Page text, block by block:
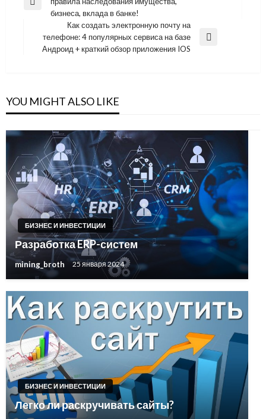
по
записям
Previous
бизнеса, вклада в банке!
Next
Post
Как создать электронную почту на
телефоне: 4 популярных сервиса на базе
Андроид + краткий обзор приложения IOS
YOU MIGHT ALSO LIKE
БИЗНЕС И ИНВЕСТИЦИИ
Разработка ERP-систем
mining_broth 25 января 2024
БИЗНЕС И ИНВЕСТИЦИИ
Легко ли раскручивать сайты?